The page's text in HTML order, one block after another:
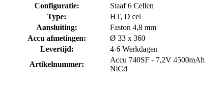
Configuratie:
Staaf 6 Cellen
Type:
HT, D cel
Aansluiting:
Faston 4,8 mm
Accu afmetingen:
Ø 33 x 360
Levertijd:
4-6 Werkdagen
Artikelnummer:
Accu 740SF - 7,2V 4500mAh
NiCd